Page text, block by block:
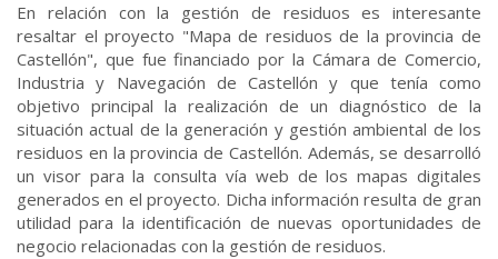
En relación con la gestión de residuos es interesante
resaltar el proyecto "Mapa de residuos de la provincia de
Castellón", que fue financiado por la Cámara de Comercio,
Industria y Navegación de Castellón y que tenía como
objetivo principal la realización de un diagnóstico de la
situación actual de la generación y gestión ambiental de los
residuos en la provincia de Castellón. Además, se desarrolló
un visor para la consulta vía web de los mapas digitales
generados en el proyecto. Dicha información resulta de gran
utilidad para la identificación de nuevas oportunidades de
negocio relacionadas con la gestión de residuos.